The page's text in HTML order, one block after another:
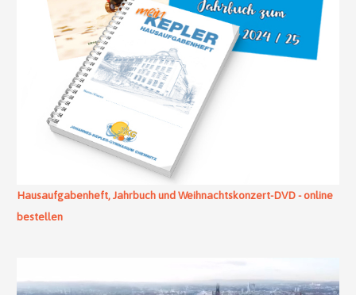
Hausaufgabenheft, Jahrbuch und Weihnachtskonzert-DVD - online
bestellen